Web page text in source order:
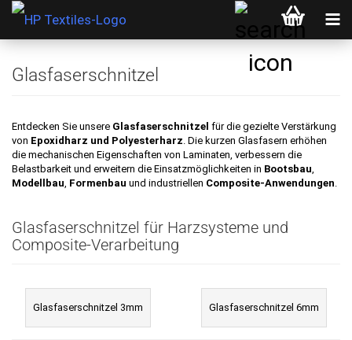
Glasfaserschnitzel
Entdecken Sie unsere Glasfaserschnitzel für die gezielte Verstärkung
von Epoxidharz und Polyesterharz. Die kurzen Glasfasern erhöhen
die mechanischen Eigenschaften von Laminaten, verbessern die
Belastbarkeit und erweitern die Einsatzmöglichkeiten in Bootsbau,
Modellbau, Formenbau und industriellen Composite-Anwendungen.
Glasfaserschnitzel für Harzsysteme und
Composite-Verarbeitung
Glasfaserschnitzel 3mm Glasfaserschnitzel 6mm